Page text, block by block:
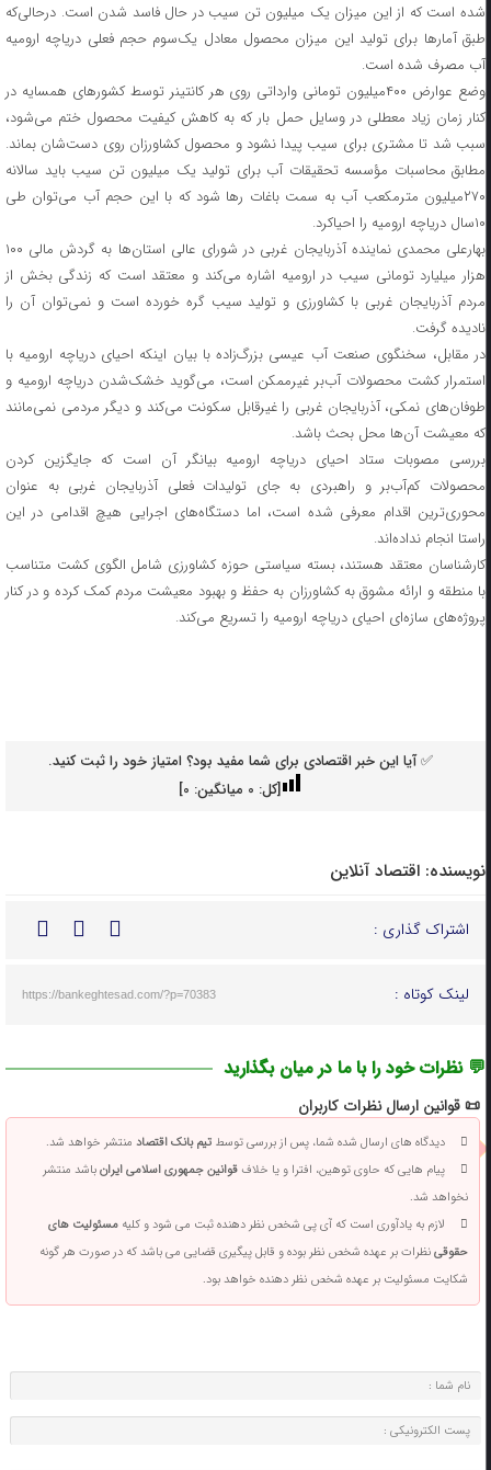
شده است که از این میزان یک میلیون تن سیب در حال فاسد شدن است. درحالی‌که
طبق آمارها برای تولید این میزان محصول معادل یک‌سوم حجم فعلی دریاچه ارومیه
آب مصرف شده است.
وضع عوارض ۴۰۰میلیون تومانی وارداتی روی هر کانتینر توسط کشورهای همسایه در
کنار زمان زیاد معطلی در وسایل حمل بار که به کاهش کیفیت محصول ختم می‎‌شود،
سبب شد تا مشتری برای سیب پیدا نشود و محصول کشاورزان روی دست‌شان بماند.
مطابق محاسبات مؤسسه تحقیقات آب برای تولید یک میلیون تن سیب باید سالانه
۲۷۰میلیون مترمکعب آب به سمت باغات رها شود که با این حجم آب می‌توان طی
۱۰سال دریاچه ارومیه را احیاکرد.
بهارعلی محمدی نماینده آذربایجان غربی در شورای عالی استان‌ها به گردش مالی ۱۰۰
هزار میلیارد تومانی سیب در ارومیه اشاره می‌کند و معتقد است که زندگی بخش از
مردم آذربایجان غربی با کشاورزی و تولید سیب گره خورده است و نمی‌توان آن را
نادیده گرفت.
در مقابل، سخنگوی صنعت آب عیسی بزرگ‌زاده با بیان اینکه احیای دریاچه ارومیه با
استمرار کشت محصولات آب‌بر غیرممکن است، می‌گوید خشک‌شدن دریاچه ارومیه و
طوفان‌های نمکی، آذربایجان غربی را غیرقابل سکونت می‌کند و دیگر مردمی نمی‌مانند
که معیشت آن‌ها محل بحث باشد.
بررسی مصوبات ستاد احیای دریاچه ارومیه بیانگر آن است که جایگزین کردن
محصولات کم‌آب‌بر و راهبردی به جای تولیدات فعلی آذربایجان غربی به عنوان
محوری‌ترین اقدام معرفی شده است، اما دستگاه‌های اجرایی هیچ اقدامی در این
راستا انجام نداده‌اند.
کارشناسان معتقد هستند، بسته سیاستی حوزه کشاورزی شامل الگوی کشت متناسب
با منطقه و ارائه مشوق به کشاورزان به حفظ و بهبود معیشت مردم کمک کرده و در کنار
پروژه‌های سازه‌ای احیای دریاچه ارومیه را تسریع می‌کند.
✅ آیا این خبر اقتصادی برای شما مفید بود؟ امتیاز خود را ثبت کنید.
[کل: 0میانگین: 0
]
نویسنده: اقتصاد آنلاین
اشتراک گذاری :
لینک کوتاه : https://bankeghtesad.com/?p=70383
💬 نظرات خود را با ما در میان بگذارید
📜 قوانین ارسال نظرات کاربران
دیدگاه های ارسال شده شما، پس از بررسی توسطتیم بانک اقتصادمنتشر خواهد شد.
پیام هایی که حاوی توهین، افترا و یا خلافقوانین جمهوری اسلامی ایرانباشد منتشر
نخواهد شد.
لازم به یادآوری است که آی پی شخص نظر دهنده ثبت می شود و کلیهمسئولیت های
حقوقینظرات بر عهده شخص نظر بوده و قابل پیگیری قضایی می باشد که در صورت هر گونه
شکایت مسئولیت بر عهده شخص نظر دهنده خواهد بود.